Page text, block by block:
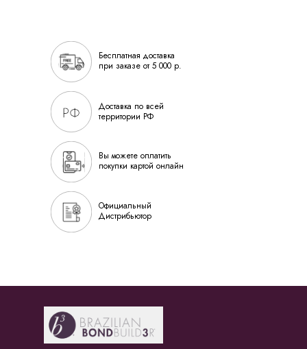
Официальный
Дистрибьютор
Вы можете оплатить
покупки картой онлайн
Доставка по всей
территории РФ
Бесплатная доставка
при заказе от 5 000 р.